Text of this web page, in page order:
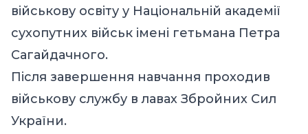
військову освіту у Національній академії
сухопутних військ імені гетьмана Петра
Сагайдачного.
Після завершення навчання проходив
військову службу в лавах Збройних Сил
України.